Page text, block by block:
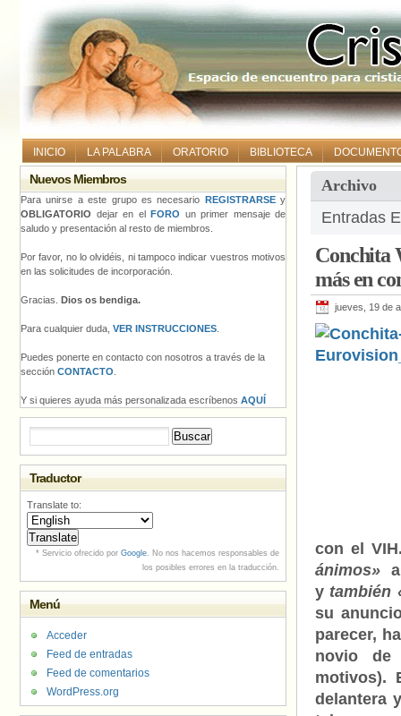
INICIO LA PALABRA ORATORIO BIBLIOTECA
Archivo
Entradas
Conchita
más en
jueves, 19 de
con el
ánimos»
y también
su
parecer,
novio de
motivos).
delantera
Nuevos Miembros
Para unirse a este grupo es necesario REGISTRARSEy
OBLIGATORIO dejar en el FORO un primer mensaje de
saludo y presentación al resto de miembros.
Por favor, no lo olvidéis, ni tampoco indicar vuestros motivos
en las solicitudes de incorporación.
Gracias. Dios os bendiga.
Para cualquier duda, VER INSTRUCCIONES
Puedes ponerte en contacto con nosotros a través de la
sección CONTACTO
Y si quieres ayuda más personalizada escríbenos AQUÍ
Traductor
Translate to:
* Servicio ofrecido por Google. No nos hacemos responsables de
los posibles errores en la traducción.
Menú
Acceder
Feed de entradas
Feed de comentarios
WordPress.org